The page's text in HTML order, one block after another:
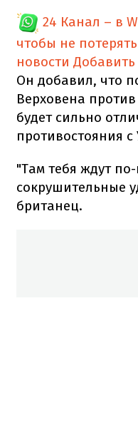
24 Канал – в
чтобы не
новости Добавить
Он добавил, что
Верховена
будет сильно
противостояния с
"Там тебя ждут
сокрушительные
британец.